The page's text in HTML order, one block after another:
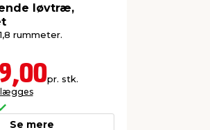
løvtræ,
rummeter.
pr. stk.
Se mere